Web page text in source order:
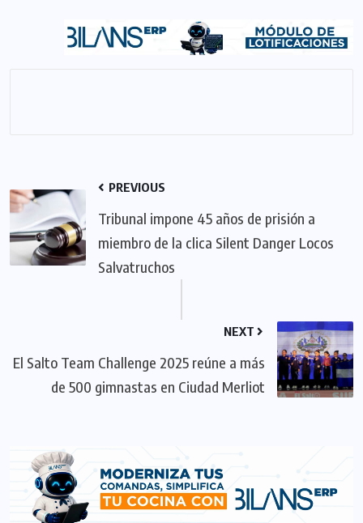
PREVIOUS
Tribunal impone 45 años de prisión a
miembro de la clica Silent Danger Locos
Salvatruchos
NEXT
El Salto Team Challenge 2025 reúne a más
de 500 gimnastas en Ciudad Merliot